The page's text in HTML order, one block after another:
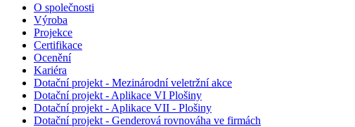
O společnosti
Výroba
Projekce
Certifikace
Ocenění
Kariéra
Dotační projekt - Mezinárodní veletržní akce
Dotační projekt - Aplikace VI Plošiny
Dotační projekt - Aplikace VII - Plošiny
Dotační projekt - Genderová rovnováha ve firmách